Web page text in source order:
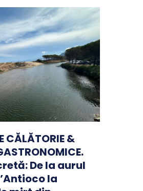
CĂLĂTORIE &
De la aurul
la